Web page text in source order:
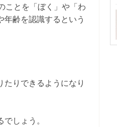
ことを「ぼく」や「わ
齢を認識するという
りできるようになり
しょう。